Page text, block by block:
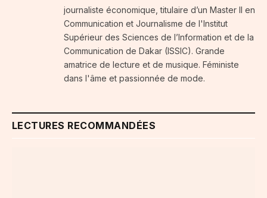
journaliste économique, titulaire d’un Master II en
Communication et Journalisme de l'Institut
Supérieur des Sciences de l’Information et de la
Communication de Dakar (ISSIC). Grande
amatrice de lecture et de musique. Féministe
dans l'âme et passionnée de mode.
LECTURES RECOMMANDÉES